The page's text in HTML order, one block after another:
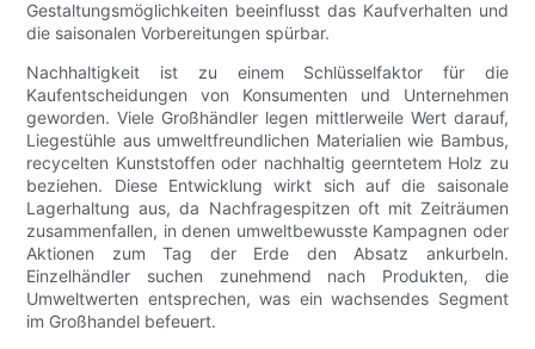
Gestaltungsmöglichkeiten beeinflusst das Kaufverhalten und
die saisonalen Vorbereitungen spürbar.
Nachhaltigkeit ist zu einem Schlüsselfaktor für die
Kaufentscheidungen von Konsumenten und Unternehmen
geworden. Viele Großhändler legen mittlerweile Wert darauf,
Liegestühle aus umweltfreundlichen Materialien wie Bambus,
recycelten Kunststoffen oder nachhaltig geerntetem Holz zu
beziehen. Diese Entwicklung wirkt sich auf die saisonale
Lagerhaltung aus, da Nachfragespitzen oft mit Zeiträumen
zusammenfallen, in denen umweltbewusste Kampagnen oder
Aktionen zum Tag der Erde den Absatz ankurbeln.
Einzelhändler suchen zunehmend nach Produkten, die
Umweltwerten entsprechen, was ein wachsendes Segment
im Großhandel befeuert.